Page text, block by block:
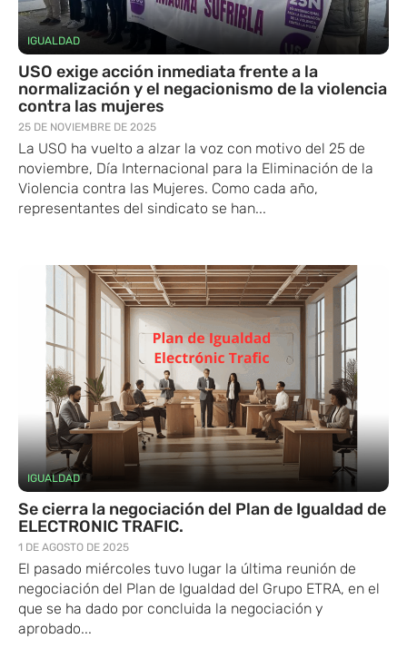
IGUALDAD
USO exige acción inmediata frente a la
normalización y el negacionismo de la violencia
contra las mujeres
25 DE NOVIEMBRE DE 2025
La​ USO ​ha vuelto a alzar la voz con motivo del 25 de
noviembre, Día Internacional para la Eliminación de la
Violencia contra las Mujeres. Como cada año,
representantes del sindicato se ​han...
IGUALDAD
Se cierra la negociación del Plan de Igualdad de
ELECTRONIC TRAFIC.
1 DE AGOSTO DE 2025
El pasado miércoles tuvo lugar la última reunión de
negociación del Plan de Igualdad del Grupo ETRA, en el
que se ha dado por concluida la negociación y
aprobado...